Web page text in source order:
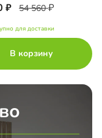
54 560
для доставки
В корзину